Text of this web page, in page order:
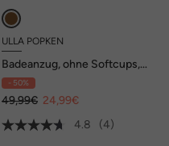
ULLA POPKEN
Badeanzug, ohne Softcups,
Träger verstellbar, recycelt
- 50%
49,99€ 24,99€
4.8
(4)